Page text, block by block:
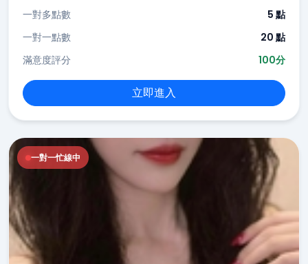
一對多點數
5 點
一對一點數
20 點
滿意度評分
100分
立即進入
一對一忙線中